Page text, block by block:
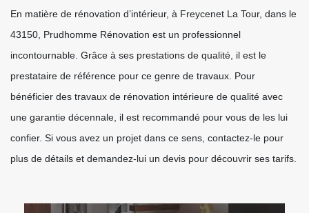
En matière de rénovation d’intérieur, à Freycenet La Tour, dans le
43150, Prudhomme Rénovation est un professionnel
incontournable. Grâce à ses prestations de qualité, il est le
prestataire de référence pour ce genre de travaux. Pour
bénéficier des travaux de rénovation intérieure de qualité avec
une garantie décennale, il est recommandé pour vous de les lui
confier. Si vous avez un projet dans ce sens, contactez-le pour
plus de détails et demandez-lui un devis pour découvrir ses tarifs.